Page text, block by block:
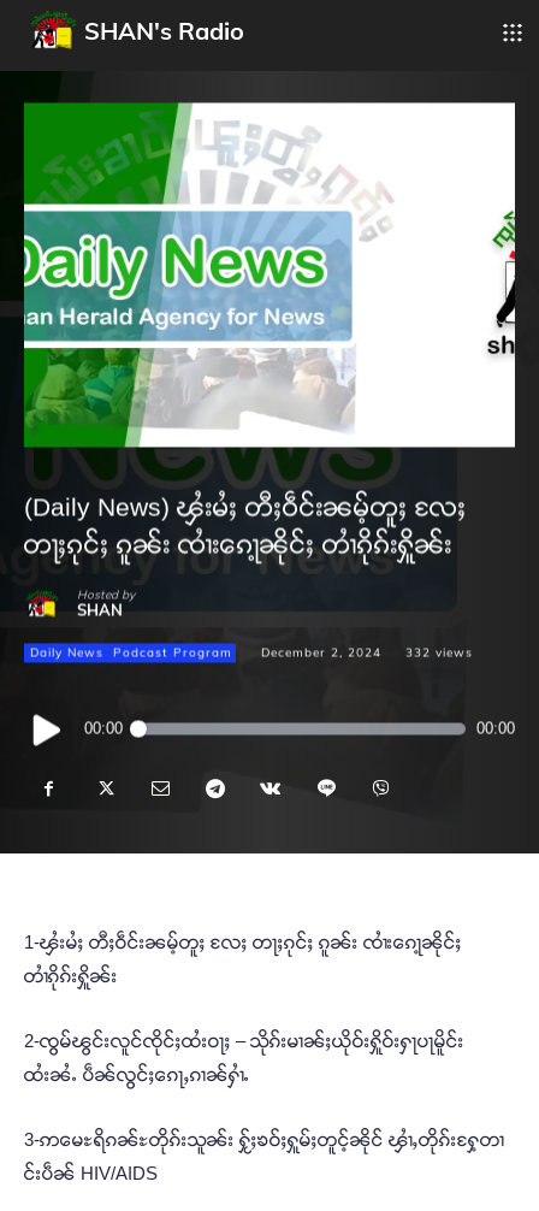
SHAN's Radio
(Daily News) ၾႆးမႆႈ တီႈဝဵင်းၼမ့်တူႈ လႄႈ
တႃႈၵုင်ႈ ၵူၼ်း ၸၢႆးၵေႃ့ၼိုင်ႈ တၢႆၵိုၵ်းႁိူၼ်း
Hosted by
SHAN
Daily News Podcast Program December 2, 2024 332 views
Audio
Player
00:00 00:00
1-ၾႆးမႆႈ တီႈဝဵင်းၼမ့်တူႈ လႄႈ တႃႈၵုင်ႈ ၵူၼ်း ၸၢႆးၵေႃ့ၼိုင်ႈ
တၢႆၵိုၵ်းႁိူၼ်း
2-ၸွမ်ၽွင်းလူင်ၸိုင်ႈထႆးဝႃႈ – သိုၵ်းမၢၼ်ႈယိုဝ်းႁိူဝ်းႁႃပႃမိူင်း
ထႆးၼႆႉ ပဵၼ်လွင်ႈၵေႃႇၵၢၼ်ႁၢႆႉ
3-ဢမေႊရိၵၼ်ႊတိုၵ်းသူၼ်း ႁႂ်ႈၶဝ်ႈႁူမ်ႈတူင့်ၼိုင် ၾၢႆႇတိုၵ်းႁႄ့တၢ
င်းပဵၼ် HIV/AIDS